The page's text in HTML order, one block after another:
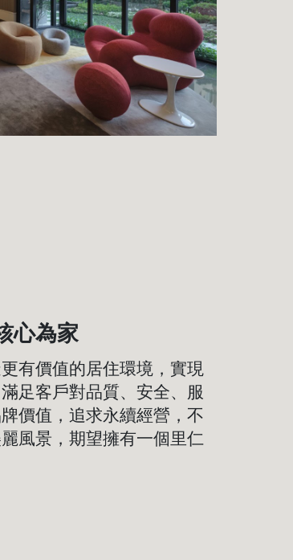
心為家
有價值的居住環境，實現
足客戶對品質、安全、服
價值，追求永續經營，不
風景，期望擁有一個里仁